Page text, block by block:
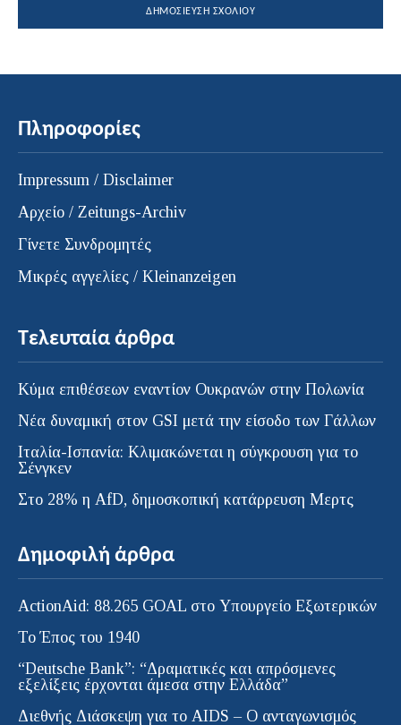
Πληροφορίες
Impressum / Disclaimer
Αρχείο / Zeitungs-Archiv
Γίνετε Συνδρομητές
Μικρές αγγελίες / Kleinanzeigen
Τελευταία άρθρα
Κύμα επιθέσεων εναντίον Ουκρανών στην Πολωνία
Νέα δυναμική στον GSI μετά την είσοδο των Γάλλων
Ιταλία-Ισπανία: Κλιμακώνεται η σύγκρουση για το
Σένγκεν
Στο 28% η AfD, δημοσκοπική κατάρρευση Μερτς
Δημοφιλή άρθρα
ActionAid: 88.265 GOAL στο Υπουργείο Εξωτερικών
Το Έπος του 1940
“Deutsche Bank”: “Δραματικές και απρόσμενες
εξελίξεις έρχονται άμεσα στην Ελλάδα”
Διεθνής Διάσκεψη για το AIDS – Ο ανταγωνισμός